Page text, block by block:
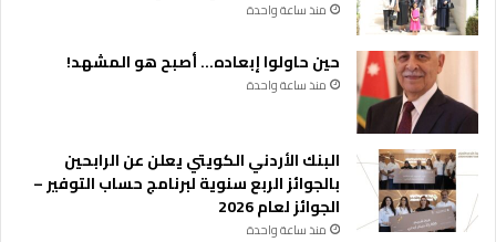
منذ ساعة واحدة
حين حاولوا إبعاده… أصبح هو المشهد!
منذ ساعة واحدة
البنك الأردني الكويتي يعلن عن الرابحين
بالجوائز الربع سنوية لبرنامج حساب التوفير –
الجوائز لعام 2026
منذ ساعة واحدة